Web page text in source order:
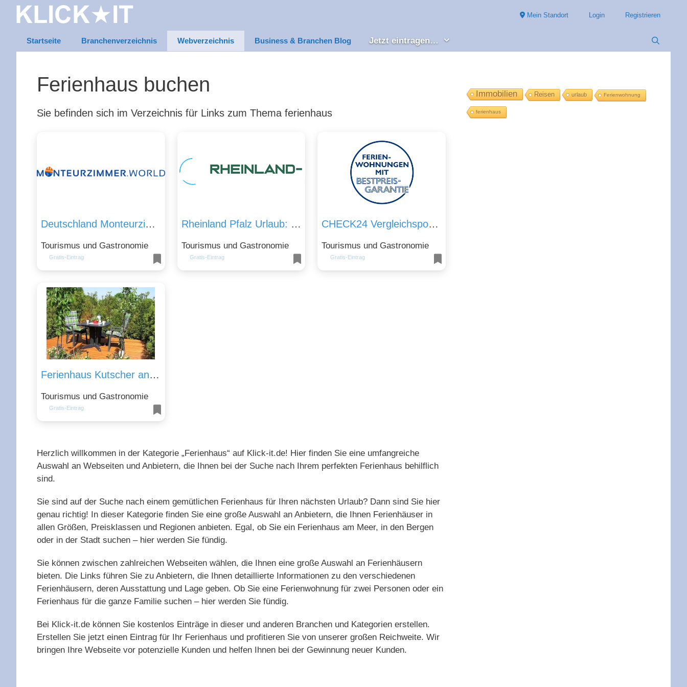
Inhalt
Mein Standort Login Registrieren
Startseite Branchenverzeichnis Webverzeichnis Business & Branchen Blog Jetzt eintragen…
Ferienhaus buchen
Sie befinden sich im Verzeichnis für Links zum Thema ferienhaus
Deutschland Monteurzimmer – Online suchen und buchen
Tourismus und Gastronomie
Gratis-Eintrag
Rheinland Pfalz Urlaub: TOP Angebote und Unterkünfte
Tourismus und Gastronomie
Gratis-Eintrag
CHECK24 Vergleichsportal Ferienwohnungen GmbH
Tourismus und Gastronomie
Gratis-Eintrag
Ferienhaus Kutscher an der Nordsee
Tourismus und Gastronomie
Gratis-Eintrag
Herzlich willkommen in der Kategorie „Ferienhaus“ auf Klick-it.de! Hier finden Sie eine umfangreiche
Auswahl an Webseiten und Anbietern, die Ihnen bei der Suche nach Ihrem perfekten Ferienhaus behilflich
sind.
Sie sind auf der Suche nach einem gemütlichen Ferienhaus für Ihren nächsten Urlaub? Dann sind Sie hier
genau richtig! In dieser Kategorie finden Sie eine große Auswahl an Anbietern, die Ihnen Ferienhäuser in
allen Größen, Preisklassen und Regionen anbieten. Egal, ob Sie ein Ferienhaus am Meer, in den Bergen
oder in der Stadt suchen – hier werden Sie fündig.
Sie können zwischen zahlreichen Webseiten wählen, die Ihnen eine große Auswahl an Ferienhäusern
bieten. Die Links führen Sie zu Anbietern, die Ihnen detaillierte Informationen zu den verschiedenen
Ferienhäusern, deren Ausstattung und Lage geben. Ob Sie eine Ferienwohnung für zwei Personen oder ein
Ferienhaus für die ganze Familie suchen – hier werden Sie fündig.
Bei Klick-it.de können Sie kostenlos Einträge in dieser und anderen Branchen und Kategorien erstellen.
Erstellen Sie jetzt einen Eintrag für Ihr Ferienhaus und profitieren Sie von unserer großen Reichweite. Wir
bringen Ihre Webseite vor potenzielle Kunden und helfen Ihnen bei der Gewinnung neuer Kunden.
Immobilien Reisen urlaub Ferienwohnung
ferienhaus